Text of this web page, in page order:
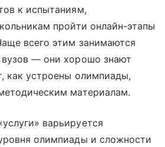
к испытаниям,
пройти онлайн-этапы
всего этим занимаются
— они хорошо знают
как устроены олимпиады,
материалам.
варьируется
олимпиады и сложности